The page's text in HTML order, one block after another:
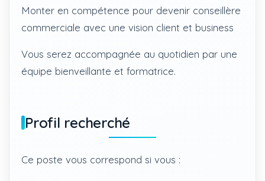
Monter en compétence pour devenir conseillère
commerciale avec une vision client et business
Vous serez accompagnée au quotidien par une
équipe bienveillante et formatrice.
Profil recherché
Ce poste vous correspond si vous :